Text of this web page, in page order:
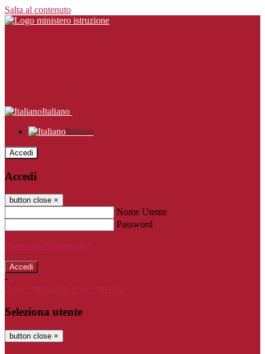
Salta al contenuto
Italiano
Italiano
Accedi
Accedi
button close ×
Nome Utente
Password
Password dimenticata?
-
Entra con SPID
Entra con CIE
Seleziona utente
button close ×